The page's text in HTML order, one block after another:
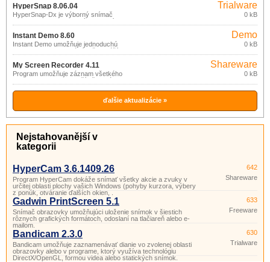
HyperSnap 8.06.04
HyperSnap-Dx je výborný snímač
obrazoviek s jednoduchým a intuitívnym
ovládaním a súčasne mocnými a
užitočnými funkciami, ktoré využije ako
profesionál tak príležitostný používateľ.
Trialware
0 kB
Instant Demo 8.60
Instant Demo umožňuje jednoduchú
tvorbu Flash prezentácií, inštruktáží a
sprievodcov.
Demo
0 kB
My Screen Recorder 4.11
Program umožňuje záznam všetkého
diania na obrazovke počítača, vrátane
zvuku, do AVI alebo WMV video súboru.
Shareware
0 kB
ďalšie aktualizácie »
Nejstahovanější v
kategorii
HyperCam 3.6.1409.26
Program HyperCam dokáže snímať všetky akcie a zvuky v
určitej oblasti plochy vašich Windows (pohyby kurzora, výbery
z ponúk, otváranie ďalších okien, .
642
Shareware
Gadwin PrintScreen 5.1
Snímač obrazovky umožňujúci uloženie snímok v šiestich
rôznych grafických formátoch, odoslaní na tlačiareň alebo e-
mailom.
633
Freeware
Bandicam 2.3.0
Bandicam umožňuje zaznamenávať dianie vo zvolenej oblasti
obrazovky alebo v programe, ktorý využíva technológiu
DirectX/OpenGL, formou videa alebo statických snímok.
630
Trialware